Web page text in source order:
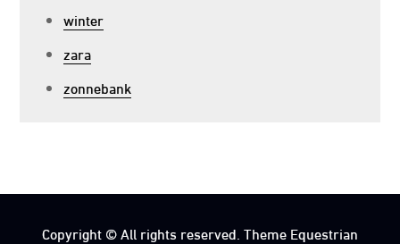
winter
zara
zonnebank
Copyright © All rights reserved. Theme Equestrian